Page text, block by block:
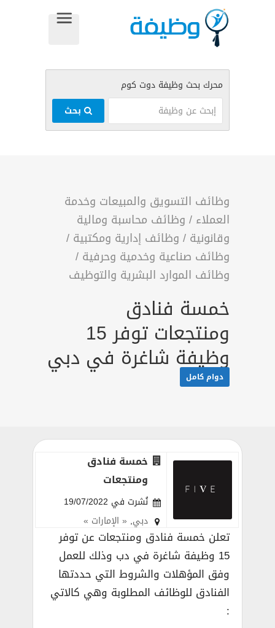
وظائف التسويق والمبيعات وخدمة
العملاء / وظائف محاسبة ومالية
وقانونية / وظائف إدارية ومكتبية /
وظائف صناعية وخدمية وحرفية /
وظائف الموارد البشرية والتوظيف
خمسة فنادق
ومنتجعات توفر 15
وظيفة شاغرة في دبي
دوام كامل
خمسة فنادق
ومنتجعات
نُشرت في 19/07/2022
دبي, « الإمارات »
تعلن خمسة فنادق ومنتجعات عن توفر
15 وظيفة شاغرة في دب وذلك للعمل
وفق المؤهلات والشروط التي حددتها
الفنادق للوظائف المطلوبة وهي كالاتي
: